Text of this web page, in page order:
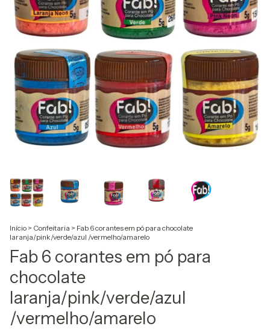
Início > Confeitaria > Fab 6 corantes em pó para chocolate
laranja/pink/verde/azul /vermelho/amarelo
Fab 6 corantes em pó para
chocolate
laranja/pink/verde/azul
/vermelho/amarelo